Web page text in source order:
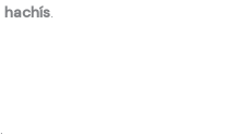
hachís.